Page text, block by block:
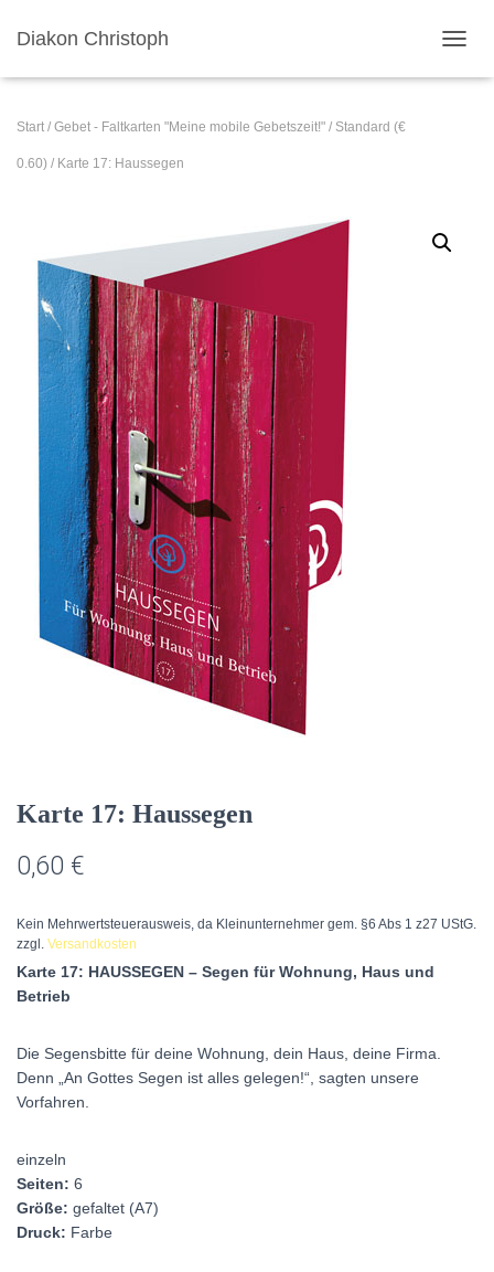
Diakon Christoph
A
Start / Gebet - Faltkarten "Meine mobile Gebetszeit!" / Standard (€
0.60) / Karte 17: Haussegen
Karte 17: Haussegen
0,60 €
Kein Mehrwertsteuerausweis, da Kleinunternehmer gem. §6 Abs 1 z27 UStG.
zzgl. Versandkosten
Karte 17: HAUSSEGEN – Segen für Wohnung, Haus und
Betrieb
Die Segensbitte für deine Wohnung, dein Haus, deine Firma.
Denn „An Gottes Segen ist alles gelegen!“, sagten unsere
Vorfahren.
einzeln
Seiten: 6
Größe: gefaltet (A7)
Druck: Farbe